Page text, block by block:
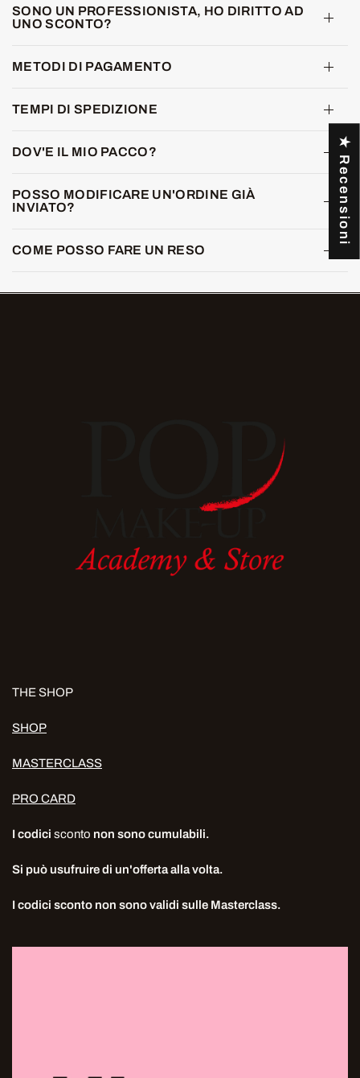
SONO UN PROFESSIONISTA, HO DIRITTO AD
UNO SCONTO?
METODI DI PAGAMENTO
TEMPI DI SPEDIZIONE
DOV'E IL MIO PACCO?
POSSO MODIFICARE UN'ORDINE GIÀ
INVIATO?
COME POSSO FARE UN RESO
THE SHOP
SHOP
MASTERCLASS
PRO CARD
I codicisconto non sono cumulabili.
Si può usufruire di un'offerta alla volta.
I codici sconto non sono validi sulle Masterclass.
★ Recensioni